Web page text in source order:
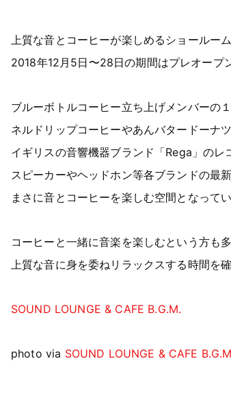
上質な音とコーヒーが楽しめるショールー
2018年12月5日〜28日の期間はプレオープ
ブルーボトルコーヒー立ち上げメンバーの
ネルドリップコーヒーやあんバタードーナ
イギリスの音響機器ブランド「Rega」のレ
スピーカーやヘッドホン等各ブランドの最
まさに音とコーヒーを楽しむ空間となって
コーヒーと一緒に音楽を楽しむという方も
上質な音に身を委ねリラックスする時間を
SOUND LOUNGE & CAFE B.G.M.
photo via SOUND LOUNGE & CAFE